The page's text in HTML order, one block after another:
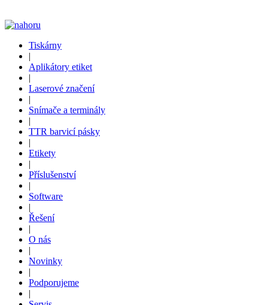
Tiskárny
|
Aplikátory etiket
|
Laserové značení
|
Snímače a terminály
|
TTR barvicí pásky
|
Etikety
|
Příslušenství
|
Software
|
Řešení
|
O nás
|
Novinky
|
Podporujeme
|